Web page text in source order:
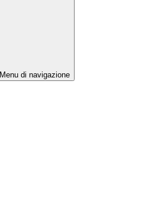
Menu di navigazione